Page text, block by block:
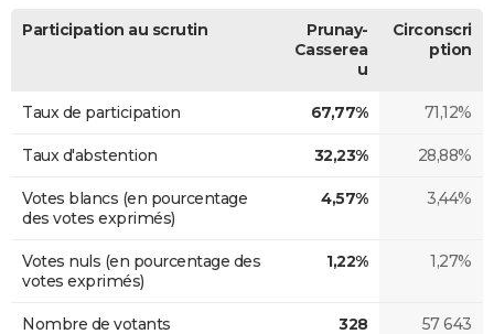
Participation au scrutin
Prunay-
Casserea
u
Circonscri
ption
Taux de participation 67,77% 71,12%
Taux d'abstention 32,23% 28,88%
Votes blancs (en pourcentage
des votes exprimés)
4,57% 3,44%
Votes nuls (en pourcentage des
votes exprimés)
1,22% 1,27%
Nombre de votants 328 57 643